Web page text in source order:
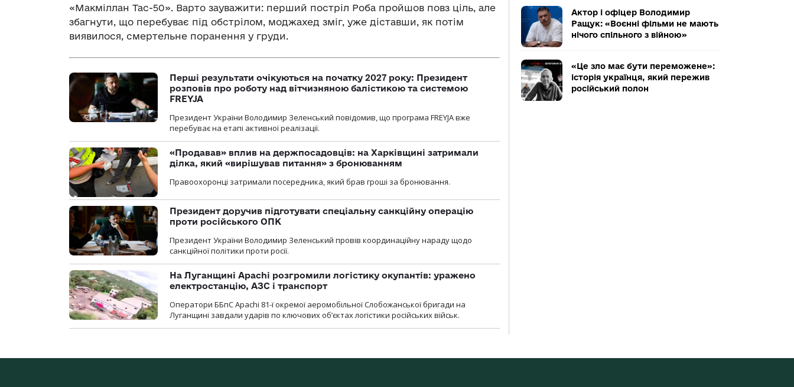
«Макміллан Tac-50». Варто зауважити: перший постріл Роба пройшов повз ціль, але
збагнути, що перебуває під обстрілом, моджахед зміг, уже діставши, як потім
виявилося, смертельне поранення у груди.
Перші результати очікуються на початку 2027 року: Президент
розповів про роботу над вітчизняною балістикою та системою
FREYJA
Президент України Володимир Зеленський повідомив, що програма FREYJA вже
перебуває на етапі активної реалізації.
«Продавав» вплив на держпосадовців: на Харківщині затримали
ділка, який «вирішував питання» з бронюванням
Правоохоронці затримали посередника, який брав гроші за бронювання.
Президент доручив підготувати спеціальну санкційну операцію
проти російського ОПК
Президент України Володимир Зеленський провів координаційну нараду щодо
санкційної політики проти росії.
На Луганщині Apachi розгромили логістику окупантів: уражено
електростанцію, АЗС і транспорт
Оператори ББпС Apachi 81-ї окремої аеромобільної Слобожанської бригади на
Луганщині завдали ударів по ключових об’єктах логістики російських військ.
Актор і офіцер Володимир
Ращук: «Воєнні фільми не мають
нічого спільного з війною»
«Це зло має бути переможене»:
історія українця, який пережив
російський полон